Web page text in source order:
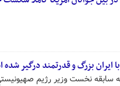
ایران بزرگ و قدرتمند درگیر
به سابقه نخست وزیر رژیم